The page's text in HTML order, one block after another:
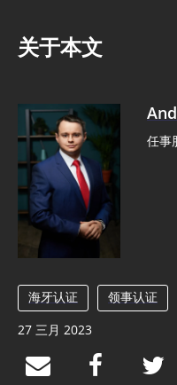
关于本文
任事
海牙认证
领事认证
27 三月 2023